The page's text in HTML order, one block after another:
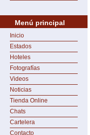
Menú principal
Inicio
Estados
Hoteles
Fotografías
Videos
Noticias
Tienda Online
Chats
Cartelera
Contacto